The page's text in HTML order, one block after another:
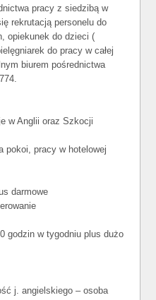
pracy z siedzibą w
rekrutacją personelu do
opiekunek do dzieci (
do pracy w całej
biurem pośrednictwa
w Anglii oraz Szkocji
pokoi, pracy w hotelowej
darmowe
godzin w tygodniu plus dużo
j. angielskiego – osoba